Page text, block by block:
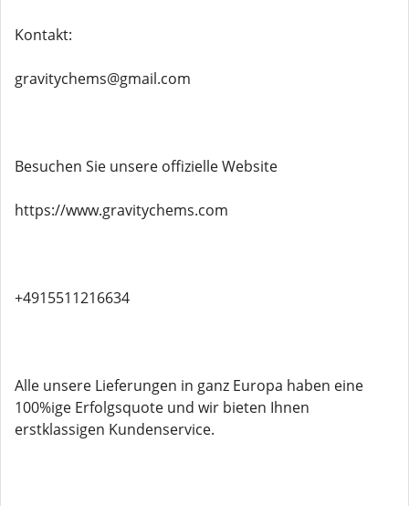
Kontakt:
gravitychems@gmail.com
Besuchen Sie unsere offizielle Website
https://www.gravitychems.com
+4915511216634
Alle unsere Lieferungen in ganz Europa haben eine
100%ige Erfolgsquote und wir bieten Ihnen
erstklassigen Kundenservice.